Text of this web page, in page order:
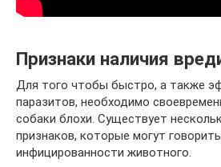
Признаки наличия
Для того чтобы быстро, а также
паразитов, необходимо
собаки блохи. Существует
признаков, которые могут
инфицированности животного.